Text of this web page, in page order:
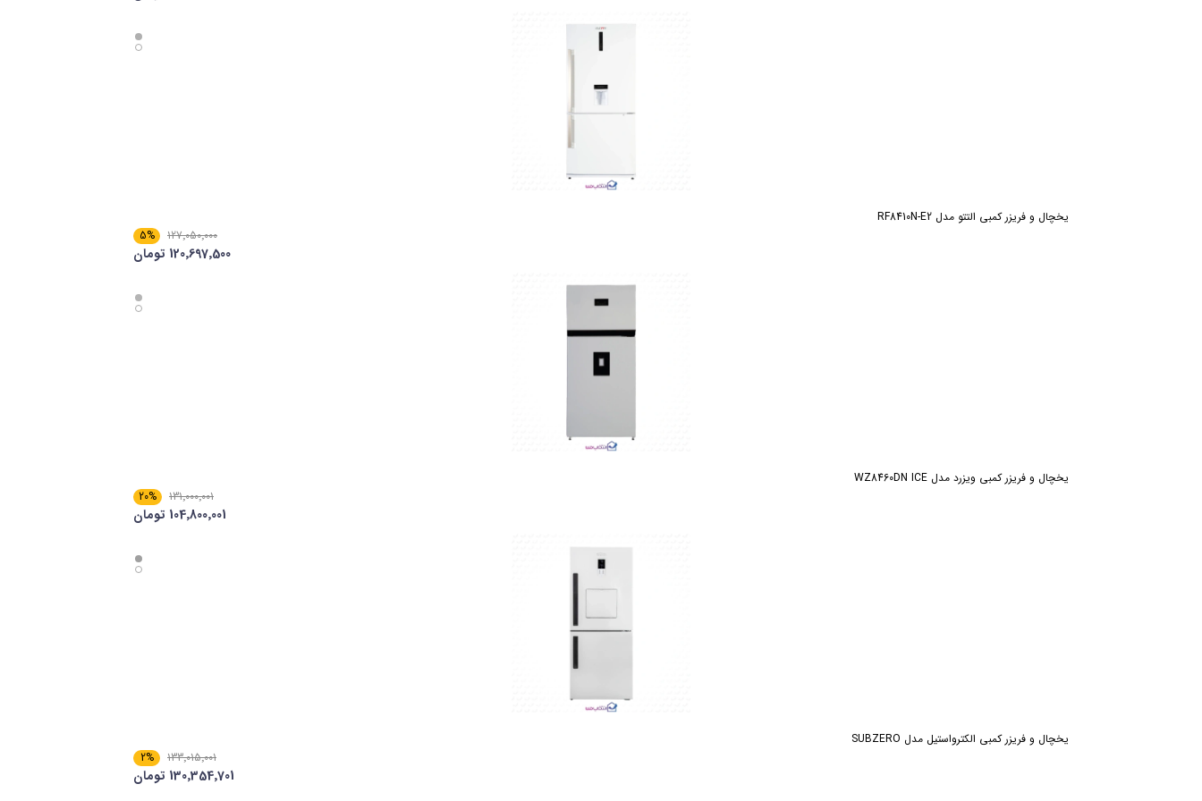
یخچال و فریزر کمبی التتو مدل RF8410N-E2
127٬050٬000
5%
120٬697٬500 تومان
یخچال و فریزر کمبی ویزرد مدل WZ8460DN ICE
131٬000٬001
20%
104٬800٬001 تومان
یخچال و فریزر کمبی الکترواستیل مدل SUBZERO
133٬015٬001
2%
130٬354٬701 تومان